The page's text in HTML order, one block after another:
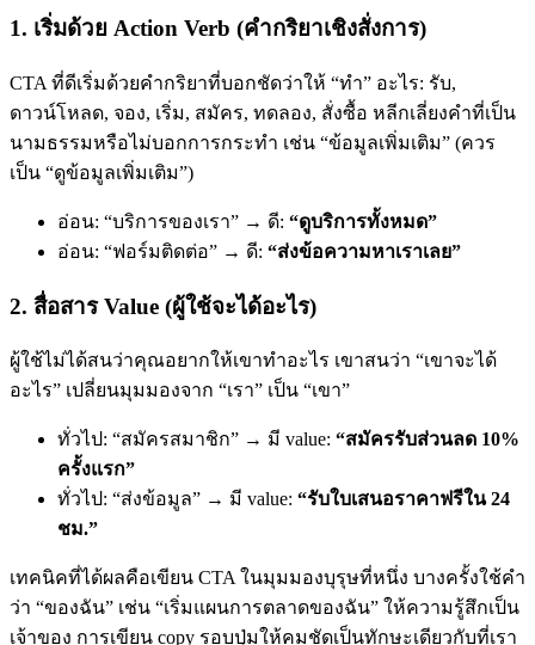
1. เริ่มด้วย Action Verb (คำกริยาเชิงสั่งการ)
CTA ที่ดีเริ่มด้วยคำกริยาที่บอกชัดว่าให้ “ทำ” อะไร: รับ,
ดาวน์โหลด, จอง, เริ่ม, สมัคร, ทดลอง, สั่งซื้อ หลีกเลี่ยงคำที่เป็น
นามธรรมหรือไม่บอกการกระทำ เช่น “ข้อมูลเพิ่มเติม” (ควร
เป็น “ดูข้อมูลเพิ่มเติม”)
อ่อน: “บริการของเรา” → ดี: “ดูบริการทั้งหมด”
อ่อน: “ฟอร์มติดต่อ” → ดี: “ส่งข้อความหาเราเลย”
2. สื่อสาร Value (ผู้ใช้จะได้อะไร)
ผู้ใช้ไม่ได้สนว่าคุณอยากให้เขาทำอะไร เขาสนว่า “เขาจะได้
อะไร” เปลี่ยนมุมมองจาก “เรา” เป็น “เขา”
ทั่วไป: “สมัครสมาชิก” → มี value: “สมัครรับส่วนลด 10%
ครั้งแรก”
ทั่วไป: “ส่งข้อมูล” → มี value: “รับใบเสนอราคาฟรีใน 24
ชม.”
เทคนิคที่ได้ผลคือเขียน CTA ในมุมมองบุรุษที่หนึ่ง บางครั้งใช้คำ
ว่า “ของฉัน” เช่น “เริ่มแผนการตลาดของฉัน” ให้ความรู้สึกเป็น
เจ้าของ การเขียน copy รอบปุ่มให้คมชัดเป็นทักษะเดียวกับที่เรา